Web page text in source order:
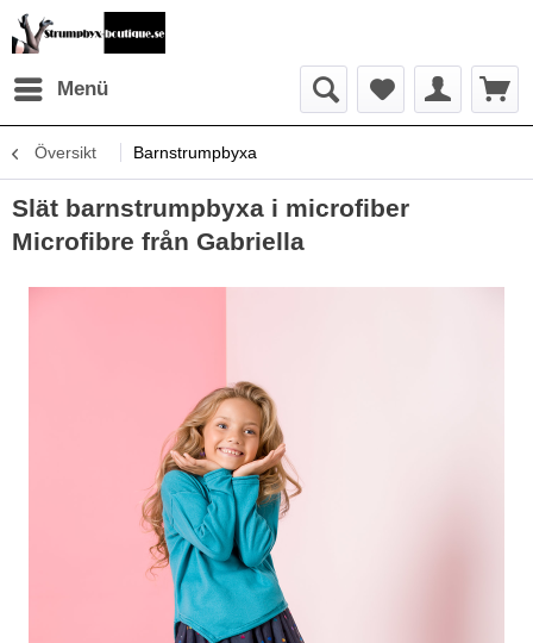
Menü
Översikt Barnstrumpbyxa
Slät barnstrumpbyxa i microfiber
Microfibre från Gabriella